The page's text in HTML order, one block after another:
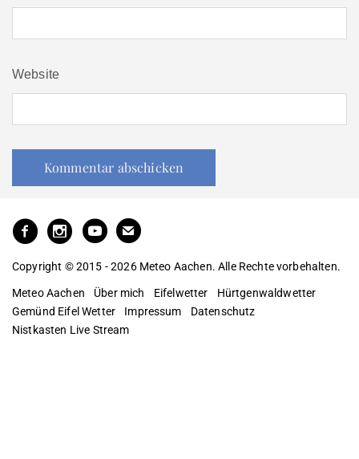
Website
Copyright © 2015 - 2026 Meteo Aachen. Alle Rechte vorbehalten.
Meteo Aachen Über mich Eifelwetter
Hürtgenwaldwetter
Gemünd Eifel Wetter
Impressum
Datenschutz
Nistkasten Live Stream